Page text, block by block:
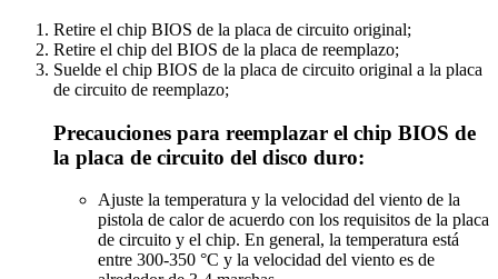
Retire el chip BIOS de la placa de circuito original;
Retire el chip del BIOS de la placa de reemplazo;
Suelde el chip BIOS de la placa de circuito original a la placa
de circuito de reemplazo;
Precauciones para reemplazar el chip BIOS de
la placa de circuito del disco duro:
Ajuste la temperatura y la velocidad del viento de la
pistola de calor de acuerdo con los requisitos de la placa
de circuito y el chip. En general, la temperatura está
entre 300-350 °C y la velocidad del viento es de